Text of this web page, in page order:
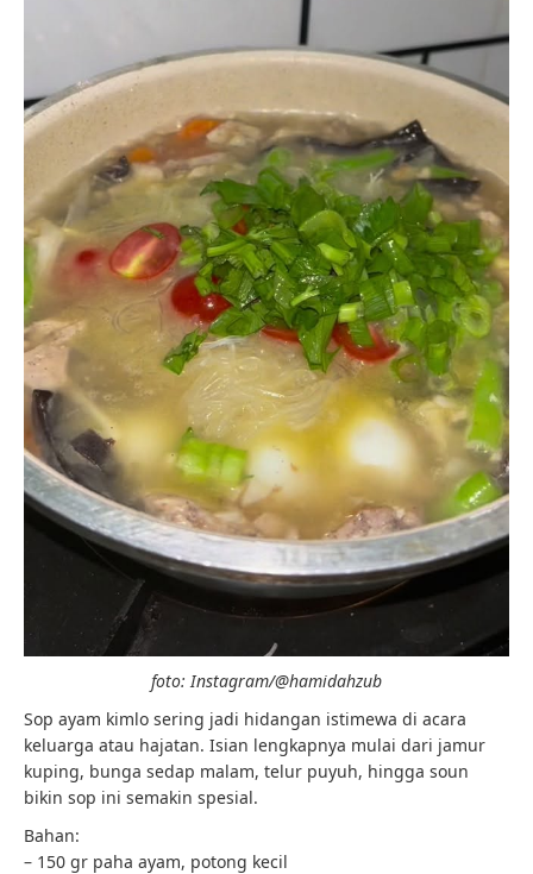
foto: Instagram/@hamidahzub
Sop ayam kimlo sering jadi hidangan istimewa di acara
keluarga atau hajatan. Isian lengkapnya mulai dari jamur
kuping, bunga sedap malam, telur puyuh, hingga soun
bikin sop ini semakin spesial.
Bahan:
– 150 gr paha ayam, potong kecil